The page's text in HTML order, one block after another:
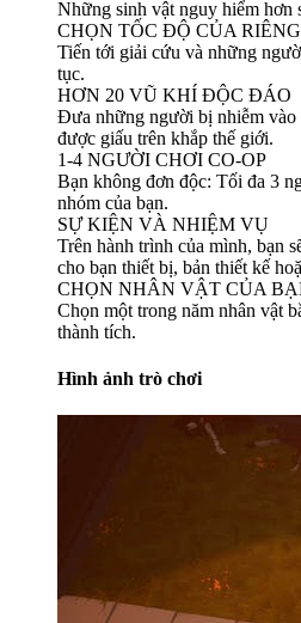
Những sinh vật nguy hiểm hơn
CHỌN TỐC ĐỘ CỦA
Tiến tới giải cứu và những
tục.
HƠN 20 VŨ KHÍ ĐỘC ĐÁO
Đưa những người bị nhiễm vào
được giấu trên khắp thế giới.
1-4 NGƯỜI CHƠI CO-OP
Bạn không đơn độc: Tối đa 3
nhóm của bạn.
SỰ KIỆN VÀ NHIỆM VỤ
Trên hành trình của mình, bạn
cho bạn thiết bị, bản thiết kế
CHỌN NHÂN VẬT CỦA
Chọn một trong năm nhân vật
thành tích.
Hình ảnh trò chơi